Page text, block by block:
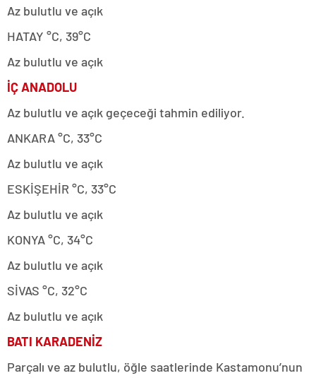
Az bulutlu ve açık
HATAY °C, 39°C
Az bulutlu ve açık
İÇ ANADOLU
Az bulutlu ve açık geçeceği tahmin ediliyor.
ANKARA °C, 33°C
Az bulutlu ve açık
ESKİŞEHİR °C, 33°C
Az bulutlu ve açık
KONYA °C, 34°C
Az bulutlu ve açık
SİVAS °C, 32°C
Az bulutlu ve açık
BATI KARADENİZ
Parçalı ve az bulutlu, öğle saatlerinde Kastamonu’nun